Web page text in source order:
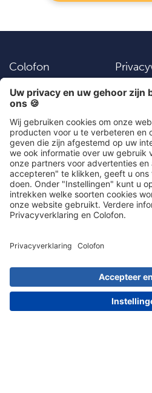
Colofon
Vacatures
Contact
Social Media
030 203 01 41
Meest populaire artikelen